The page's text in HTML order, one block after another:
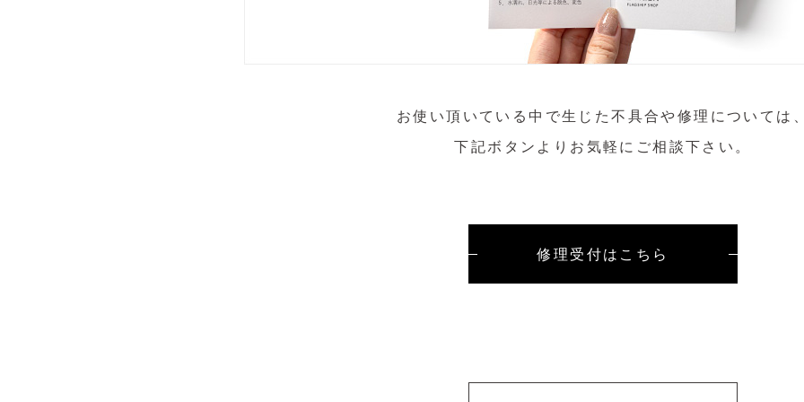
お使い頂いている中で生じた不具合や修理については
下記ボタンよりお気軽にご相談下さい。
修理受付はこちら